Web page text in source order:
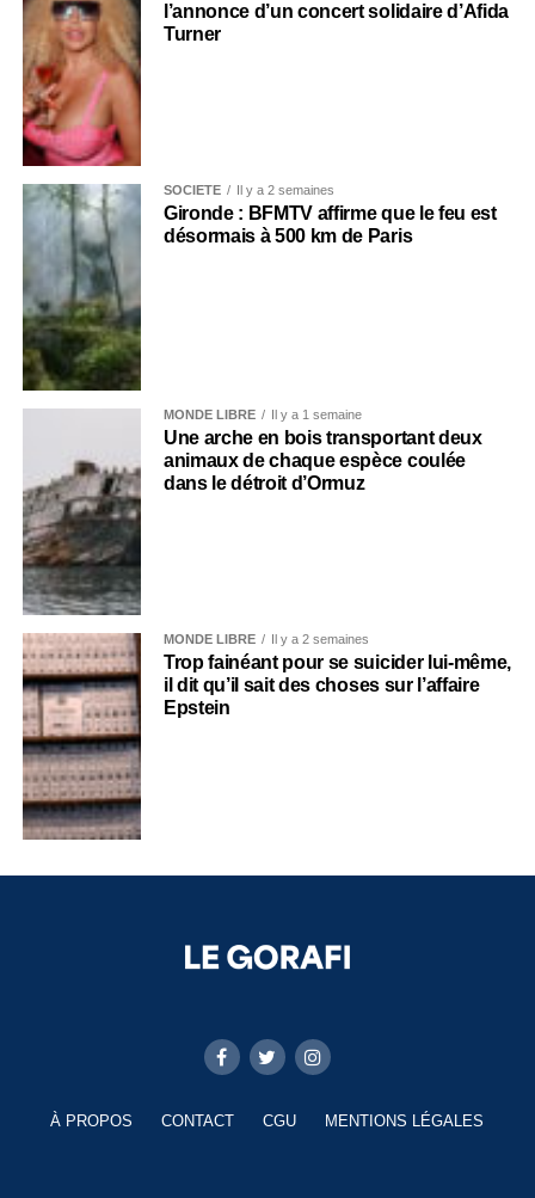
l’annonce d’un concert solidaire d’Afida
Turner
SOCIÉTÉ Il y a 2 semaines
Gironde : BFMTV affirme que le feu est
désormais à 500 km de Paris
MONDE LIBRE Il y a 1 semaine
Une arche en bois transportant deux
animaux de chaque espèce coulée
dans le détroit d’Ormuz
MONDE LIBRE Il y a 2 semaines
Trop fainéant pour se suicider lui-même,
il dit qu’il sait des choses sur l’affaire
Epstein
À PROPOS CONTACT CGU MENTIONS LÉGALES